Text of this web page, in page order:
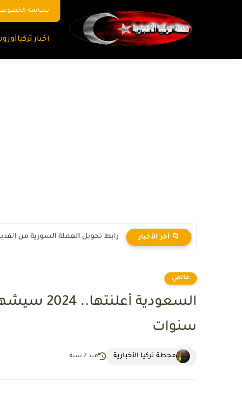
سياسه
أخبار تركيا
📁 آخر الأخبار ماذا يعني رفع العقوبات على سوريا؟
عالمي
سنوات
محطة تركيا الأخبارية منذ 2 سنة